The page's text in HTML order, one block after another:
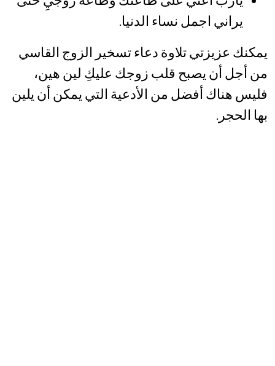
يراني اجمل نساء الدنيا.
يمكنك عزيزتي تلاوة دعاء تسخير الزوج القاسي
من أجل أن يصبح قلب زوجك عليكِ لين هين،
فليس هناك أفضل من الأدعية التي يمكن أن يلين
بها الحجر.